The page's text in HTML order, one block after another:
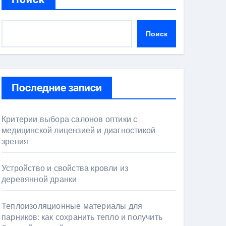
Поиск
Последние записи
Критерии выбора салонов оптики с
медицинской лицензией и диагностикой
зрения
Устройство и свойства кровли из
деревянной дранки
Теплоизоляционные материалы для
парников: как сохранить тепло и получить